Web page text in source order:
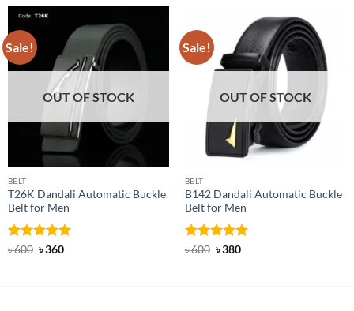
Sale!
OUT OF STOCK
BELT
T26K Dandali Automatic Buckle
Belt for Men
Rated5
৳600 Original
৳360Current
Sale!
OUT OF STOCK
BELT
B142 Dandali Automatic Buckle
Belt for Men
Rated4.92
৳600 Original
৳380Current